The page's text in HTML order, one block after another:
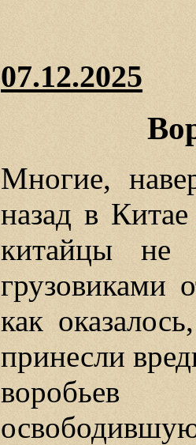
07.12.2025
Многие,
назад в
китайцы не
грузовиками
как
принесли